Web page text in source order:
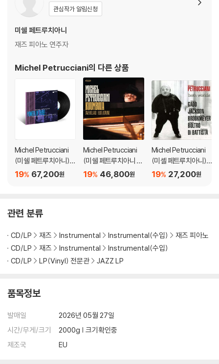
2) 재생 음역의 왜곡을 최소화 하고 반복 재생시에도 최대한 일관되게 유
지되도록 디스크 센터 홀 구경이 작게 제작되는 경우가 있습니다. 턴테이
블 스핀들에 맞지 않는 경우에는 전용 제품 등을 이용하여 센터 홀을 조정
하시면 해결됩니다.
가 있으며, 이는 상품의 불량이 아닙니다. 단, 재생에 이상이 있는 경우에는
불량으로 인한 반품/교환이 가능합니다
※ 컬러 디스크
아래에 해당하는 경우는 불량이 아니므로 개봉 후 반품/교환이 불가합니
1) 컬러 디스크는 웹 이미지와 실제 색상이 차이가 날 수 있습니다.
2) 컬러 디스크의 특성상 제작 공정시 앨범마다 색상 차이가 나는 경우도
있습니다.
3) 컬러 디스크는 제작 과정에서 다른 색상 염료가 섞여 얼룩과 번짐, 반점
※ 반품/교환 안내
상을 요청할 수 있으며, 동영상이 없는 경우 반품/교환이 제한될 수 있습니
다.
관련 사진과 동영상 및 재생 기기 모델명을 첨부하여 첨부하여 고객센터에
가 어려우므로 신중한 구매를 부탁드립니다.
관심작가 알림신청
미쉘 페트루치아니
재즈 피아노 연주자
Michel Petrucciani의 다른 상품
Michel Petrucciani
(미쉘 페트루치아니) -
Power of Three [L
67,200원
19%
Michel Petrucciani
(미쉘 페트루치아니 ) -
Kuumbwa46,800원
19%
Michel Petrucciani
(미셸 페트루치아니) -
Both worlds
27,200원
19%
관련 분류
CD/LP 재즈 Instrumental Instrumental(수입)
재즈 피아노
CD/LP
재즈 Instrumental
Instrumental(수입)
CD/LP
LP(Vinyl) 전문관 JAZZ LP
품목정보
발매일
2026년 05월 27일
시간/무게/크기
2000g | 크기확인중
제조국
EU